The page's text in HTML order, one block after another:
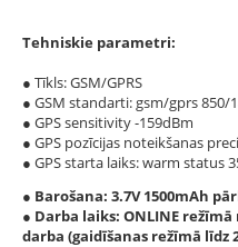
Tehniskie parametri:
● Tīkls: GSM/GPRS
● GSM standarti: gsm/gprs
● GPS sensitivity -159dBm
● GPS pozīcijas noteikšanas
● GPS starta laiks: warm status
● Barošana: 3.7V 1500mAh
● Darba laiks: ONLINE
darba (gaidīšanas režīmā līdz